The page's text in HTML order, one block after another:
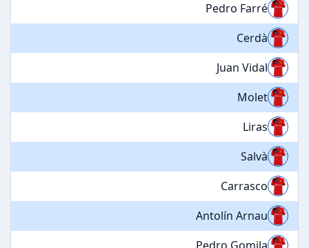
Pedro Farré
Cerdà
Juan Vidal
Molet
Liras
Salvà
Carrasco
Antolín Arnau